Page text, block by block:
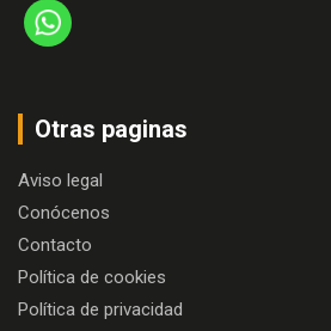
Otras paginas
Aviso legal
Conócenos
Contacto
Política de cookies
Política de privacidad